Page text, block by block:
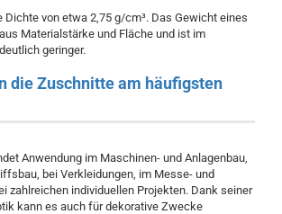
Dichte von etwa 2,75 g/cm³. Das Gewicht eines
Materialstärke und Fläche und ist im
geringer.
die Zuschnitte am häufigsten
Anwendung im Maschinen- und Anlagenbau,
bei Verkleidungen, im Messe- und
zahlreichen individuellen Projekten. Dank seiner
kann es auch für dekorative Zwecke